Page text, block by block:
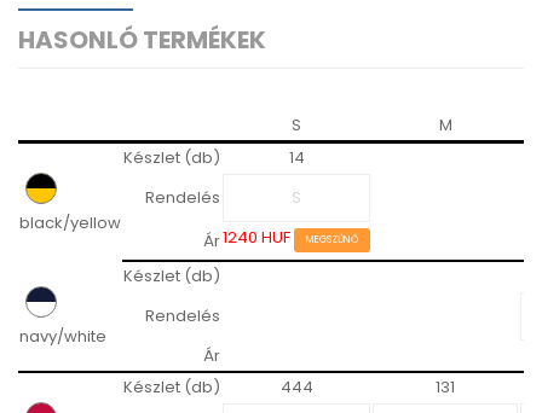
HASONLÓ TERMÉKEK
S M
black/yellow
Készlet (db)
14
Rendelés
Ár1240 HUF MEGSZŰNŐ
navy/white
Készlet (db)
Rendelés
Ár
Készlet (db) 444
131